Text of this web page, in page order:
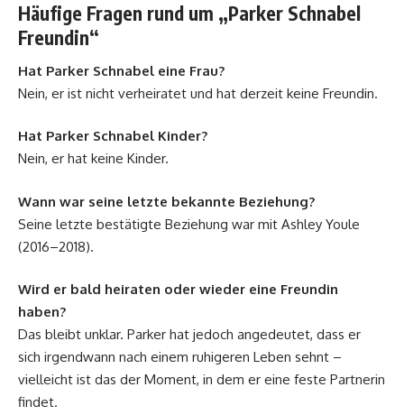
Häufige Fragen rund um „Parker Schnabel
Freundin“
Hat Parker Schnabel eine Frau?
Nein, er ist nicht verheiratet und hat derzeit keine Freundin.
Hat Parker Schnabel Kinder?
Nein, er hat keine Kinder.
Wann war seine letzte bekannte Beziehung?
Seine letzte bestätigte Beziehung war mit Ashley Youle
(2016–2018).
Wird er bald heiraten oder wieder eine Freundin
haben?
Das bleibt unklar. Parker hat jedoch angedeutet, dass er
sich irgendwann nach einem ruhigeren Leben sehnt –
vielleicht ist das der Moment, in dem er eine feste Partnerin
findet.